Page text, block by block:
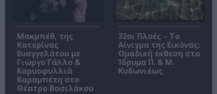
Μακμπέθ, της
Κατερίνας
Ευαγγελάτου με
Γιώργο Γάλλο &
Καρυοφυλλιά
Καραμπέτη στο
Θέατρο Βασιλάκου
32οι Πλοές – Το
Αίνιγμα της Εικόνας:
Ομαδική έκθεση στο
Ίδρυμα Π. & Μ.
Κυδωνιέως